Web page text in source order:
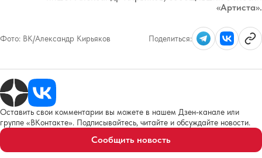
«Артиста».
Фото: ВК/Александр Кирьяков Поделиться:
Оставить свои комментарии вы можете в нашем Дзен-канале или
группе «ВКонтакте». Подписывайтесь, читайте и обсуждайте новости.
Сообщить новость